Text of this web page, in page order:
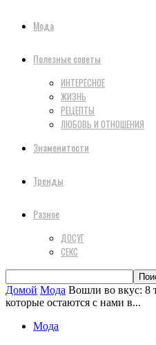
Мода
Полезные советы
ИНТЕРЕСНОЕ
ЖИЗНЬ
РЕЦЕПТЫ
ЛЮБОВЬ И ОТНОШЕНИЯ
Знаменитости
Тренды
Разное
ДОСУГ
СЕКС
Домой Мода Вошли во вкус: 8
которые остаются с нами в...
Мода